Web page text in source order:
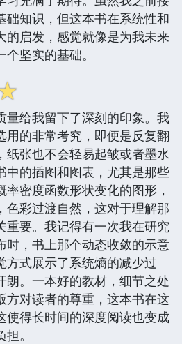
础知识，但这本书在系统性和
的启发，感觉就像是为我未来
坚实的基础。
量给我留下了深刻的印象。我
用的非常考究，即便是反复翻
纸张也不会轻易起皱或者墨水
中的插图和图表，尤其是那些
密度函数形状变化的图形，
色彩过渡自然，这对于理解那
重要。我记得有一次我在研究
时，书上那个动态收敛的示意
方式展示了系统熵的减少过
朗。一本好的教材，细节之处
方对读者的尊重，这本书在这
使得长时间的深度阅读也变成
。